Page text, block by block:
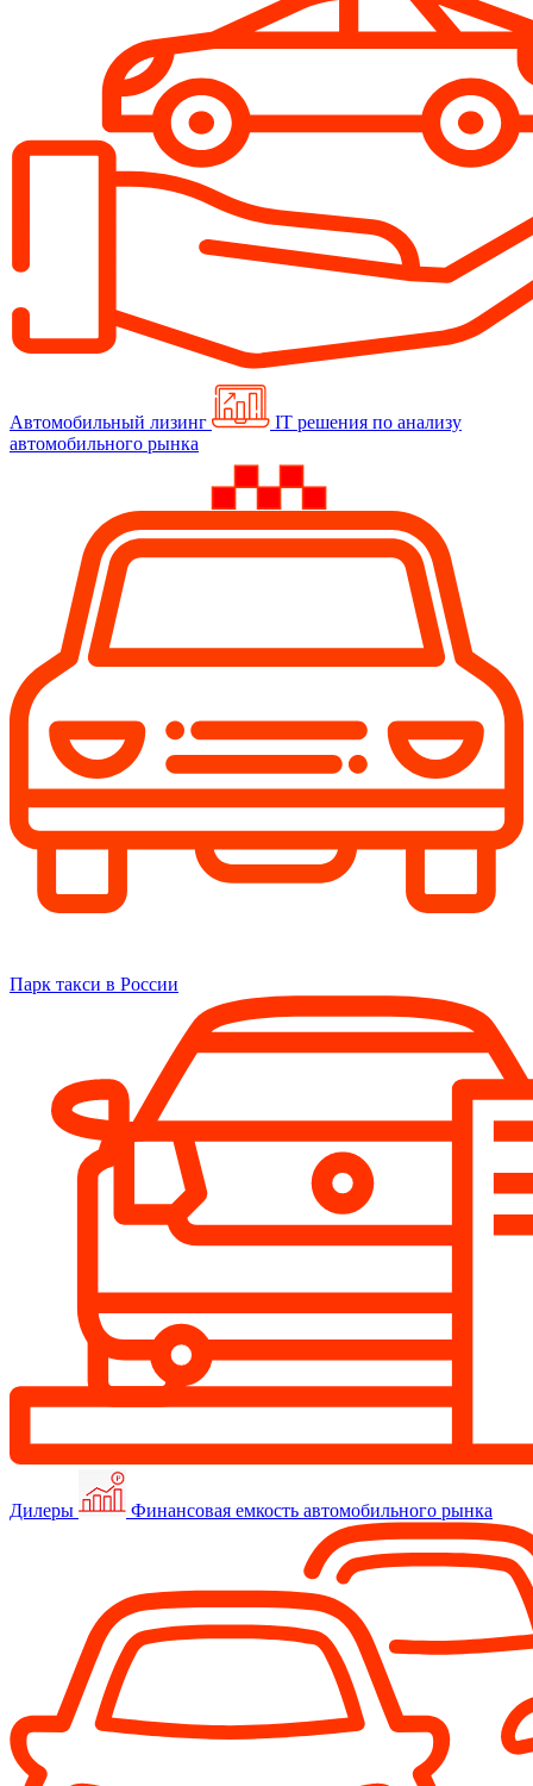
Автомобильный лизинг
IT решения по анализу
автомобильного рынка
Парк такси в России
Дилеры Финансовая емкость автомобильного рынка